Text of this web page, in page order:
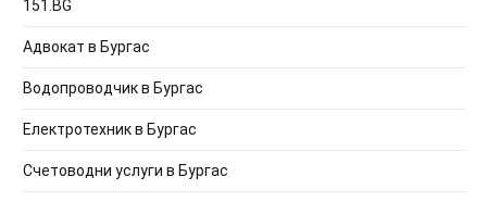
151.BG
Адвокат в Бургас
Водопроводчик в Бургас
Електротехник в Бургас
Счетоводни услуги в Бургас